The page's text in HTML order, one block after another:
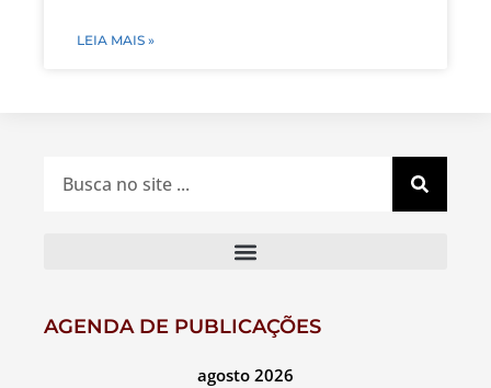
LEIA MAIS »
AGENDA DE PUBLICAÇÕES
agosto 2026